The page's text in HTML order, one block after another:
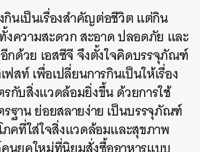
กินเป็นเรื่องสำคัญต่อชีวิต แต่กิน
ทั้งความสะดวก สะอาด ปลอดภัย และ
กด้วย เอสซีจี จึงตั้งใจคิดบรรจุภัณฑ์
ฟสท์ เพื่อเปลี่ยนการกินเป็นให้เรื่อง
กับสิ่งแวดล้อมยิ่งขึ้น ด้วยการใช้
ฐาน ย่อยสลายง่าย เป็นบรรจุภัณฑ์
ภคที่ใส่ใจสิ่งแวดล้อมและสุขภาพ